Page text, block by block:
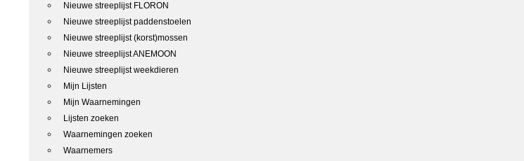
Nieuwe streeplijst FLORON
Nieuwe streeplijst paddenstoelen
Nieuwe streeplijst (korst)mossen
Nieuwe streeplijst ANEMOON
Nieuwe streeplijst weekdieren
Mijn Lijsten
Mijn Waarnemingen
Lijsten zoeken
Waarnemingen zoeken
Waarnemers